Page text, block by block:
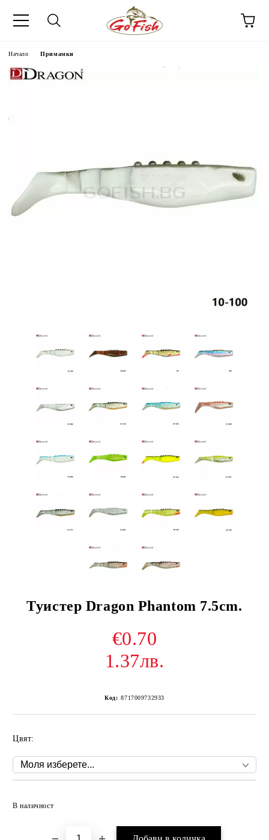
Начало Примамки
Туистер Dragon Phantom 7.5cm.
€0.70
1.37лв.
Код: 8717009732933
Цвят:
В наличност